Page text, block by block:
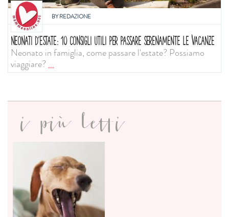
BYREDAZIONE
NEONATI D'ESTATE: 10 CONSIGLI UTILI PER PASSARE SERENAMENTE LE VACANZE
Neonato in famiglia, come passare l'estate? Possiamo
viaggiare?...
i più letti